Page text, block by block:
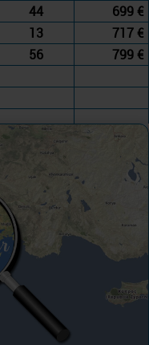
44
699 €
13
717 €
56 799 €